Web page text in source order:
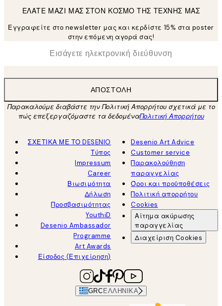
ΕΛΑΤΕ ΜΑΖΙ ΜΑΣ ΣΤΟΝ ΚΟΣΜΟ ΤΗΣ ΤΕΧΝΗΣ ΜΑΣ
Εγγραφείτε στο newsletter μας και κερδίστε 15% στα poster
στην επόμενη αγορά σας!
Ηλεκτρονική Διεύθυνση
ΑΠΟΣΤΟΛΉ
Παρακαλούμε διαβάστε την Πολιτική Απορρήτου σχετικά με το
πώς επεξεργαζόμαστε τα δεδομέναΠολιτική Απορρήτου
ΣΧΕΤΙΚΑ ΜΕ ΤΟ DESENIO
Τύπος
Impressum
Career
Βιωσιμότητα
Δήλωση
Προσβασιμότητας
YouthiD
Desenio Ambassador
Programme
Art Awards
Είσοδος (Επιχείρηση)
Desenio Art Advice
Customer service
Παρακολούθηση
παραγγελίας
Όροι και προϋποθέσεις
Πολιτική απορρήτου
Cookies
Αίτημα ακύρωσης
παραγγελίας
Διαχείριση Cookies
GRC ΕΛΛΗΝΙΚΆ